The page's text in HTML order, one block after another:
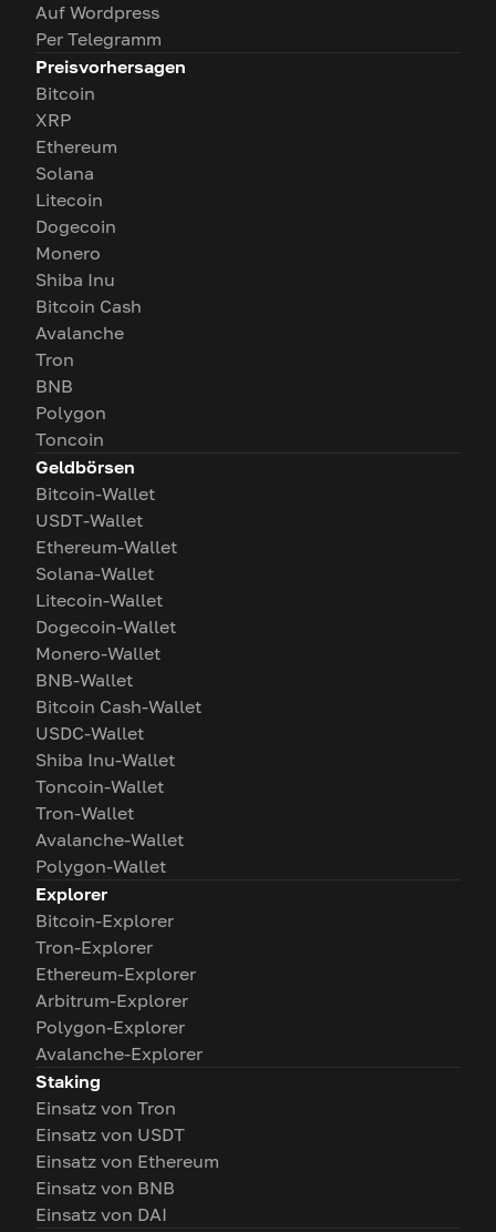
Auf Wordpress
Per Telegramm
Preisvorhersagen
Bitcoin
XRP
Ethereum
Solana
Litecoin
Dogecoin
Monero
Shiba Inu
Bitcoin Cash
Avalanche
Tron
BNB
Polygon
Toncoin
Geldbörsen
Bitcoin-Wallet
USDT-Wallet
Ethereum-Wallet
Solana-Wallet
Litecoin-Wallet
Dogecoin-Wallet
Monero-Wallet
BNB-Wallet
Bitcoin Cash-Wallet
USDC-Wallet
Shiba Inu-Wallet
Toncoin-Wallet
Tron-Wallet
Avalanche-Wallet
Polygon-Wallet
Explorer
Bitcoin-Explorer
Tron-Explorer
Ethereum-Explorer
Arbitrum-Explorer
Polygon-Explorer
Avalanche-Explorer
Staking
Einsatz von Tron
Einsatz von USDT
Einsatz von Ethereum
Einsatz von BNB
Einsatz von DAI